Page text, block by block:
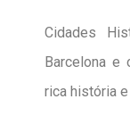
Cidades
Barcelona e
rica história e